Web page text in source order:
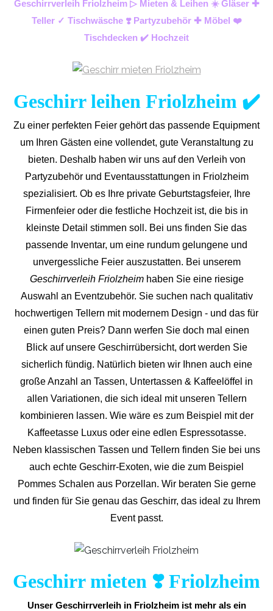
Geschirrverleih Friolzheim ▷ Mieten & Leihen ☀️ Gläser ✚
Teller ✓ Tischwäsche ❣️ Partyzubehör ✚ Möbel ❤️
Tischdecken ✔️ Hochzeit
Geschirr leihen Friolzheim ✔️
Zu einer perfekten Feier gehört das passende Equipment
um Ihren Gästen eine vollendet, gute Veranstaltung zu
bieten. Deshalb haben wir uns auf den Verleih von
Partyzubehör und Eventausstattungen in Friolzheim
spezialisiert. Ob es Ihre private Geburtstagsfeier, Ihre
Firmenfeier oder die festliche Hochzeit ist, die bis in
kleinste Detail stimmen soll. Bei uns finden Sie das
passende Inventar, um eine rundum gelungene und
unvergessliche Feier auszustatten. Bei unserem
Geschirrverleih Friolzheimhaben Sie eine riesige
Auswahl an Eventzubehör. Sie suchen nach qualitativ
hochwertigen Tellern mit modernem Design - und das für
einen guten Preis? Dann werfen Sie doch mal einen
Blick auf unsere Geschirrübersicht, dort werden Sie
sicherlich fündig. Natürlich bieten wir Ihnen auch eine
große Anzahl an Tassen, Untertassen & Kaffeelöffel in
allen Variationen, die sich ideal mit unseren Tellern
kombinieren lassen. Wie wäre es zum Beispiel mit der
Kaffeetasse Luxus oder eine edlen Espressotasse.
Neben klassischen Tassen und Tellern finden Sie bei uns
auch echte Geschirr-Exoten, wie die zum Beispiel
Pommes Schalen aus Porzellan. Wir beraten Sie gerne
und finden für Sie genau das Geschirr, das ideal zu Ihrem
Event passt.
Geschirr mieten ❣️ Friolzheim
Unser Geschirrverleih in Friolzheim ist mehr als ein